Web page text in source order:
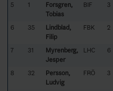
5 1
Forsgren,
Tobias
BIF 3
6 35
Lindblad,
Filip
FBK 2
7 31
Myrenberg,
Jesper
LHC 6
8 32
Persson,
Ludvig
FRÖ 3